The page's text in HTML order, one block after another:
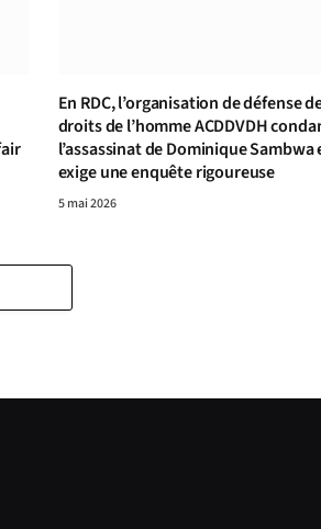
En RDC, l’organisation de défense
droits de l’homme ACDDVDH
l’assassinat de Dominique Sambwa
exige une enquête rigoureuse
5 mai 2026